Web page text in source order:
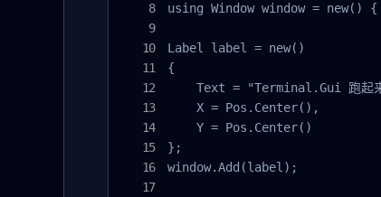
using Window window =
Label label = new()
{
Text = "Terminal.Gui 跑起
    X = Pos.Center(),
    Y = Pos.Center()
};
window.Add(label);